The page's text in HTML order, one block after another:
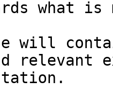
what
will
relevant